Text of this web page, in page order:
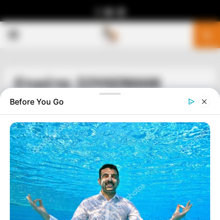
Ετικέτα: ΣΟΥΛΕΙΜΑΝΙ
Before You Go